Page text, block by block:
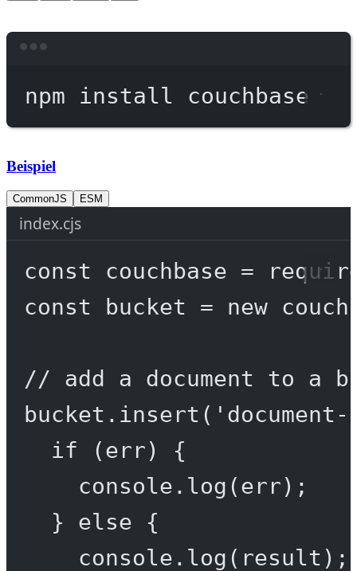
npm install couchbase
Beispiel
CommonJS ESM
index.cjs
const couchbase =
const
bucket = new
// add a document to a
bucket. insert (
if (err) {
console. log (err);
} else {
console. log (result);